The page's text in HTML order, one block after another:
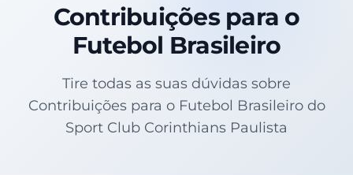
Contribuições para o
Futebol Brasileiro
Tire todas as suas dúvidas sobre
Contribuições para o Futebol Brasileiro do
Sport Club Corinthians Paulista